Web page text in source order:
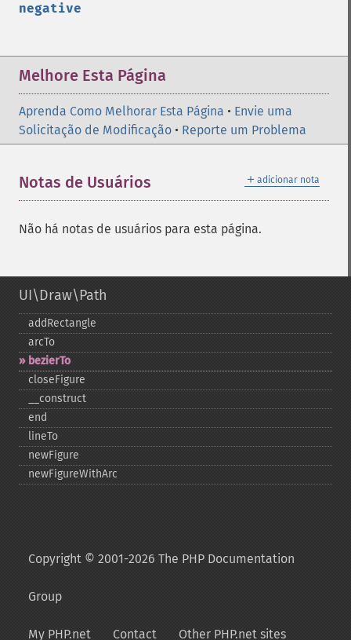
negative
Melhore Esta Página
Aprenda Como Melhorar Esta Página • Envie uma
Solicitação de Modificação • Reporte um Problema
＋ adicionar nota
Notas de Usuários
Não há notas de usuários para esta página.
UI\Draw\Path
addRectangle
arcTo
bezierTo
closeFigure
_​_​construct
end
lineTo
newFigure
newFigureWithArc
Copyright © 2001-2026 The PHP Documentation
Group
My PHP.net Contact Other PHP.net sites